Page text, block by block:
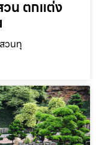
น ตกแต่ง
วนทุ